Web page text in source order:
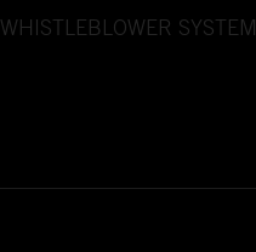
WHISTLEBLOWER SYSTEM